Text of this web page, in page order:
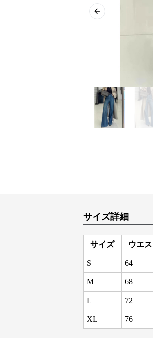
Previous slide
サイズ詳細
サイズ ウエ
S 64
M 68
L 72
XL 76